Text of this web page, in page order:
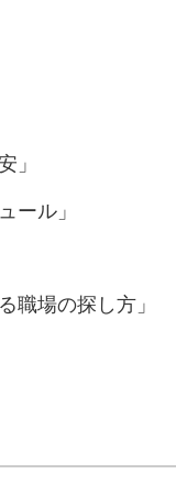
」
ール」
職場の探し方」